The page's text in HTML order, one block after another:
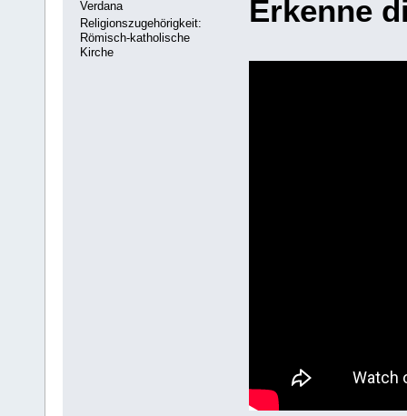
Verdana
Religionszugehörigkeit:
Römisch-katholische
Kirche
Erkenne